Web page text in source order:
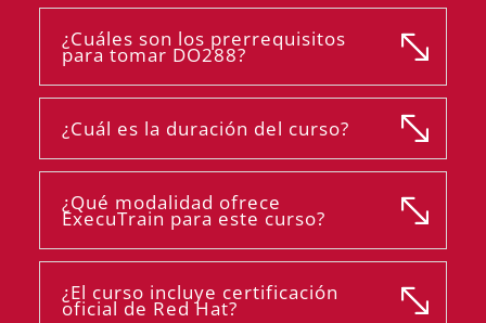
¿Cuáles son los prerrequisitos
para tomar DO288?
¿Cuál es la duración del curso?
¿Qué modalidad ofrece
ExecuTrain para este curso?
¿El curso incluye certificación
oficial de Red Hat?